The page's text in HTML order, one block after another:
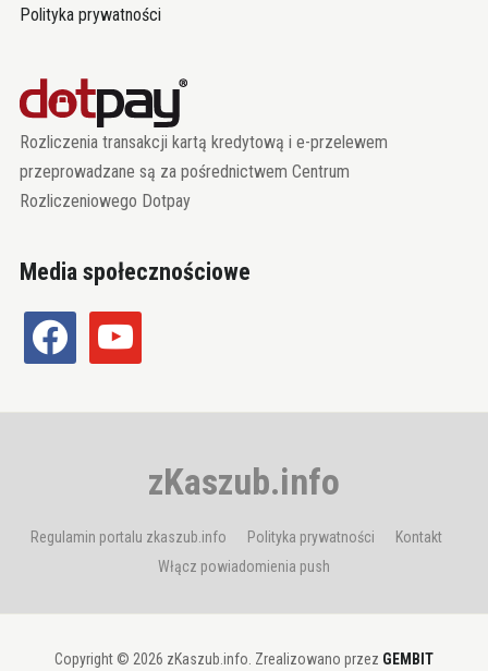
Polityka prywatności
Rozliczenia transakcji kartą kredytową i e-przelewem
przeprowadzane są za pośrednictwem Centrum
Rozliczeniowego Dotpay
Media społecznościowe
facebook youtube
zKaszub.info
Regulamin portalu zkaszub.info Polityka prywatności
Kontakt
Włącz powiadomienia push
Copyright © 2026 zKaszub.info. Zrealizowano przez GEMBIT